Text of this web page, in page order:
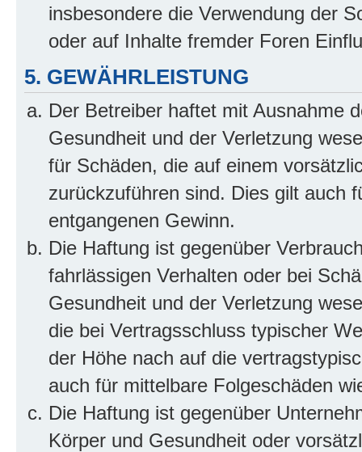
insbesondere die Verwendung der
oder auf Inhalte fremder Foren
5. GEWÄHRLEISTUNG
Der Betreiber haftet mit Ausnahme
Gesundheit und der Verletzung
für Schäden, die auf einem
zurückzuführen sind. Dies gilt auch
entgangenen Gewinn.
Die Haftung ist gegenüber
fahrlässigen Verhalten oder bei
Gesundheit und der Verletzung
die bei Vertragsschluss typischer
der Höhe nach auf die
auch für mittelbare Folgeschäden
Die Haftung ist gegenüber
Körper und Gesundheit oder